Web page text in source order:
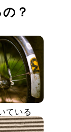
？
ている